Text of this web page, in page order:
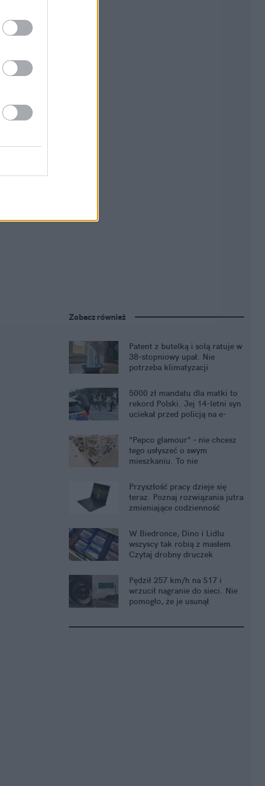
Zobacz również
Patent z butelką i solą ratuje w
38-stopniowy upał. Nie
potrzeba klimatyzacji
5000 zł mandatu dla matki to
rekord Polski. Jej 14-letni syn
uciekał przed policją na e-
"Pepco glamour" – nie chcesz
tego usłyszeć o swym
mieszkaniu. To nie
Przyszłość pracy dzieje się
teraz. Poznaj rozwiązania jutra
zmieniające codzienność
W Biedronce, Dino i Lidlu
wszyscy tak robią z masłem.
Czytaj drobny druczek
Pędził 257 km/h na S17 i
wrzucił nagranie do sieci. Nie
pomogło, że je usunął